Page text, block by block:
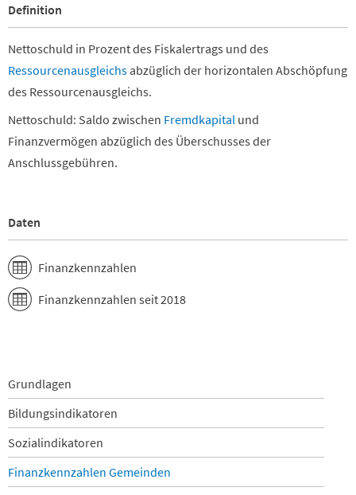
Definition
Nettoschuld in Prozent des Fiskalertrags und des
Ressourcenausgleichs abzüglich der horizontalen Abschöpfung
des Ressourcenausgleichs.
Nettoschuld: Saldo zwischen Fremdkapital und
Finanzvermögen abzüglich des Überschusses der
Anschlussgebühren.
Daten
Finanzkennzahlen
Finanzkennzahlen seit 2018
Navigation
überspringen
Grundlagen
Bildungsindikatoren
Sozialindikatoren
Finanzkennzahlen Gemeinden